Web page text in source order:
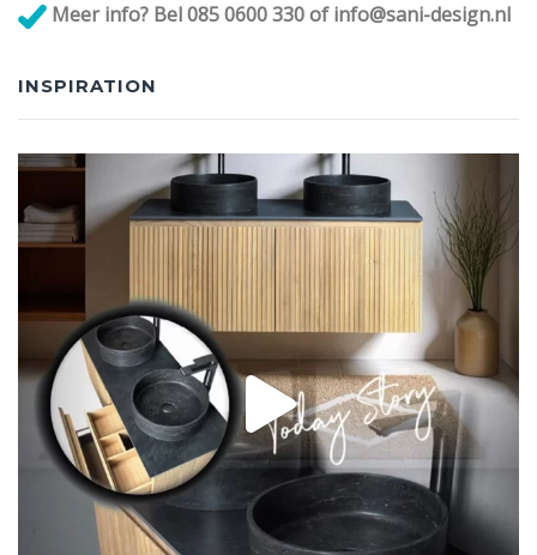
Meer info? Bel 085 0600 330 of info@sani-design.nl
INSPIRATION